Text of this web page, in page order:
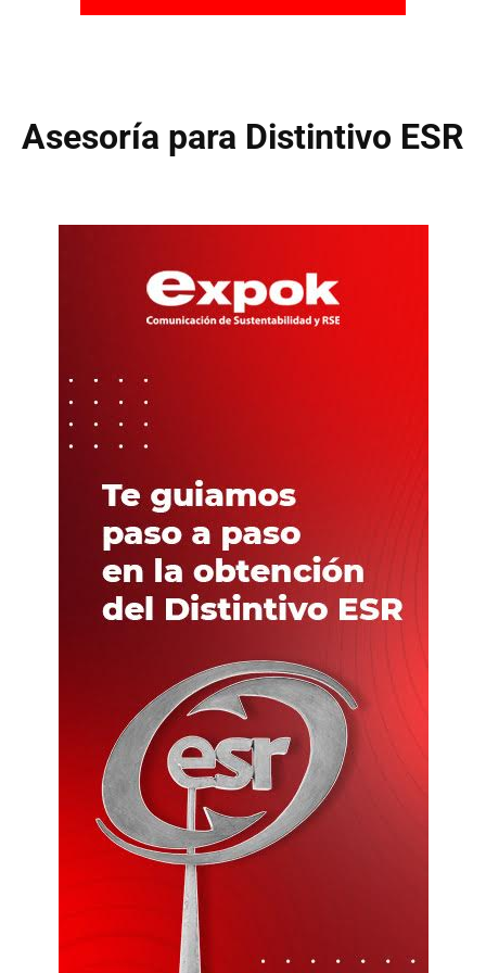
Asesoría para Distintivo ESR